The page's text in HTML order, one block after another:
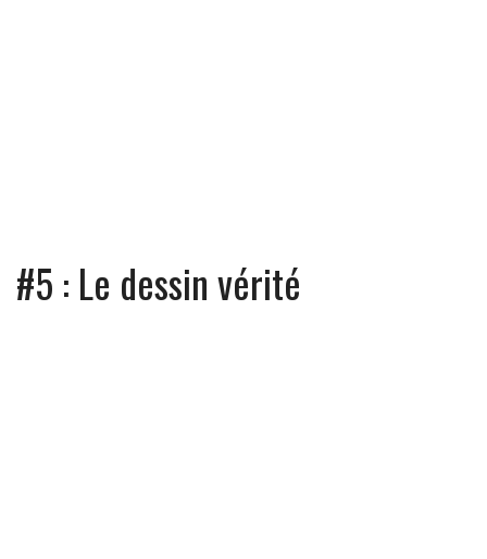
#5 : Le dessin vérité